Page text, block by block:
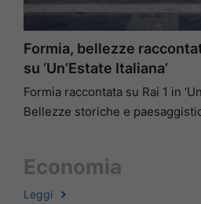
Formia, bellezze
su ‘Un’Estate Italiana’
Formia raccontata su Rai 1 in
Bellezze storiche e
Economia
Leggi